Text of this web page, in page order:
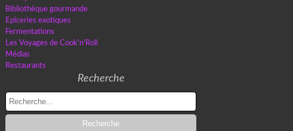
Bibliothèque gourmande
Epiceries exotiques
Fermentations
Les Voyages de Cook'n'Roll
Médias
Restaurants
Recherche